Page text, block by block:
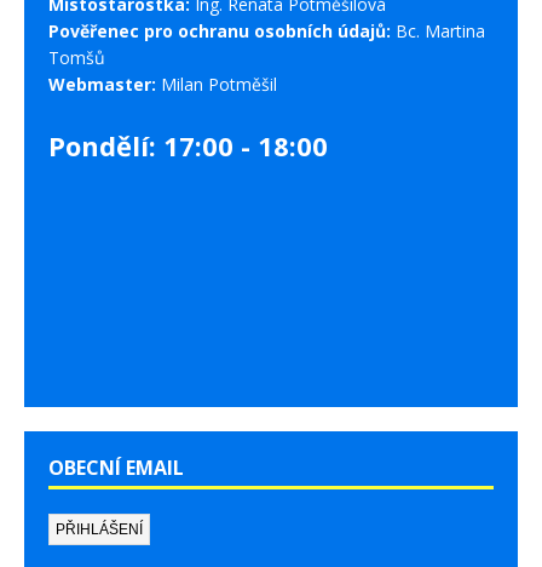
Pověřenec pro ochranu osobních údajů: Bc. Martina
Tomšů
Webmaster: Milan Potměšil
Pondělí: 17:00 - 18:00
OBECNÍ EMAIL